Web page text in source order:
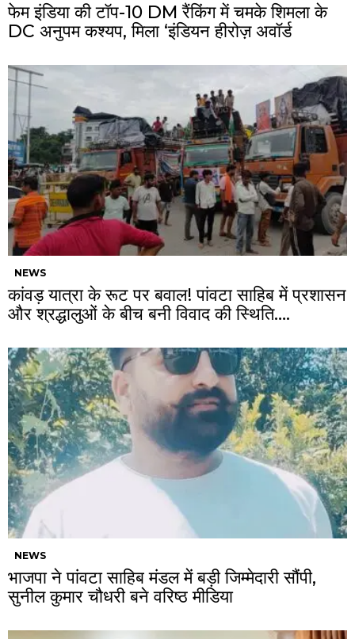
फेम इंडिया की टॉप-10 DM रैंकिंग में चमके शिमला के
DC अनुपम कश्यप, मिला ‘इंडियन हीरोज़ अवॉर्ड
NEWS
कांवड़ यात्रा के रूट पर बवाल! पांवटा साहिब में प्रशासन
और श्रद्धालुओं के बीच बनी विवाद की स्थिति….
NEWS
भाजपा ने पांवटा साहिब मंडल में बड़ी जिम्मेदारी सौंपी,
सुनील कुमार चौधरी बने वरिष्ठ मीडिया